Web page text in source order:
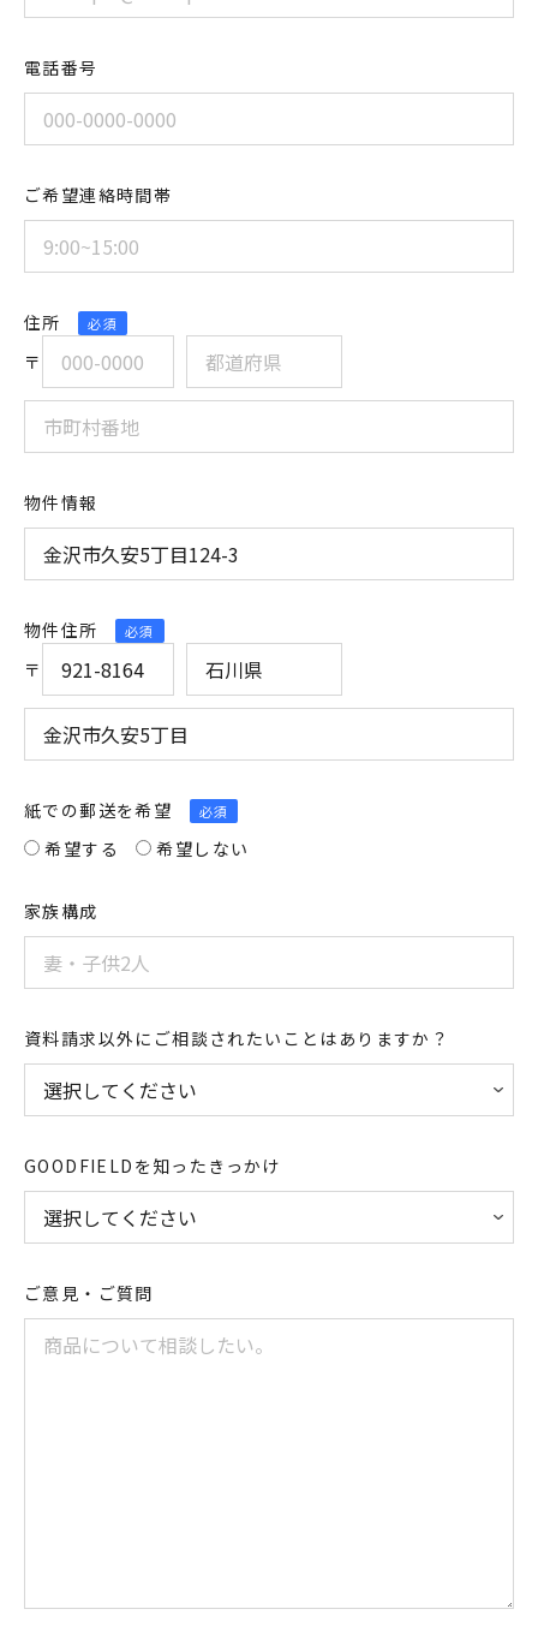
電話番号
ご希望連絡時間帯
住所 必須
〒
物件情報
物件住所 必須
〒
紙での郵送を希望 必須
希望する 希望しない
家族構成
資料請求以外にご相談されたいことはありますか？
GOODFIELDを知ったきっかけ
ご意見・ご質問